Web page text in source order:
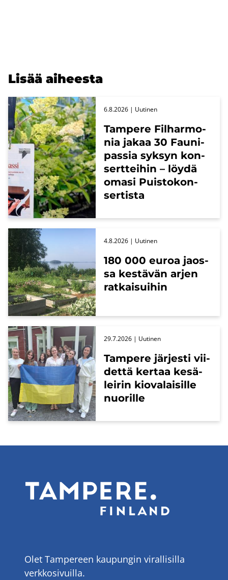
Lisää ai­hees­ta
Tam­pe­re Fil­har­mo­
nia jakaa 30 Fau­ni­
pas­sia syk­syn kon­
sert­tei­hin – löydä
omasi Puis­to­kon­
ser­tis­ta
6.8.2026 | Uu­ti­nen
180 000 euroa jaos­
sa kes­tä­vän arjen
rat­kai­sui­hin
4.8.2026 | Uu­ti­nen
Tam­pe­re jär­jes­ti vii­
det­tä ker­taa ke­sä­
lei­rin kio­va­lai­sil­le
nuo­ril­le
29.7.2026 | Uu­ti­nen
Olet Tampereen kaupungin virallisilla
verkkosivuilla.